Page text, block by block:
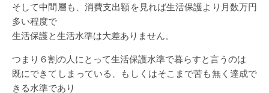
そして中間層も、消費支出額を見れば生活保護より月数万円
多い程度で
生活保護と生活水準は大差ありません。
つまり６割の人にとって生活保護水準で暮らすと言うのは
既にできてしまっている、もしくはそこまで苦も無く達成で
きる水準であり